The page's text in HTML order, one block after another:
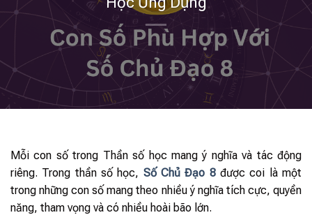
Mỗi con số trong Thần số học mang ý nghĩa và tác động
riêng. Trong thần số học, Số Chủ Đạo 8được coi là một
trong những con số mang theo nhiều ý nghĩa tích cực, quyền
năng, tham vọng và có nhiều hoài bão lớn.